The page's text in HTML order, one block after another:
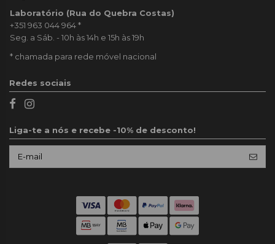
Laboratório (Rua do Quebra Costas)
+351 963 044 964*
Seg. a Sáb. - 10h às 14h e 15h às 19h
* chamada para rede móvel nacional
Redes sociais
Liga-te a nós e recebe -10% de desconto!